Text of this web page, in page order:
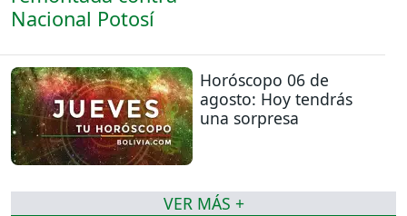
Horóscopo 06 de
agosto: Hoy tendrás
una sorpresa
VER MÁS +